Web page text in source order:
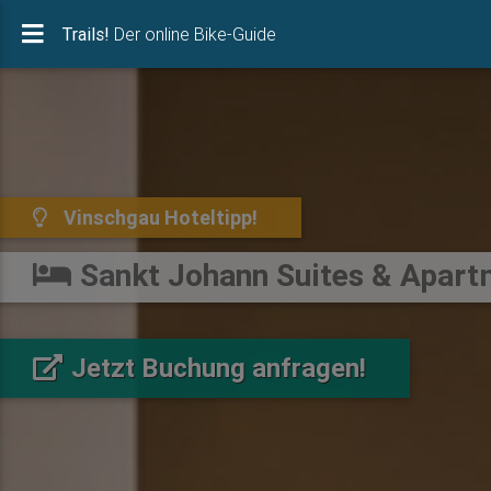
Trails! Der online Bike-Guide
Trails! Der online Bike-Guide
Vinschgau Hoteltipp!
Sankt Johann Suites &
Jetzt Buchung anfragen!
Vinschgau Hoteltipp!
Sankt Johann Suites &
Jetzt Buchung anfragen!